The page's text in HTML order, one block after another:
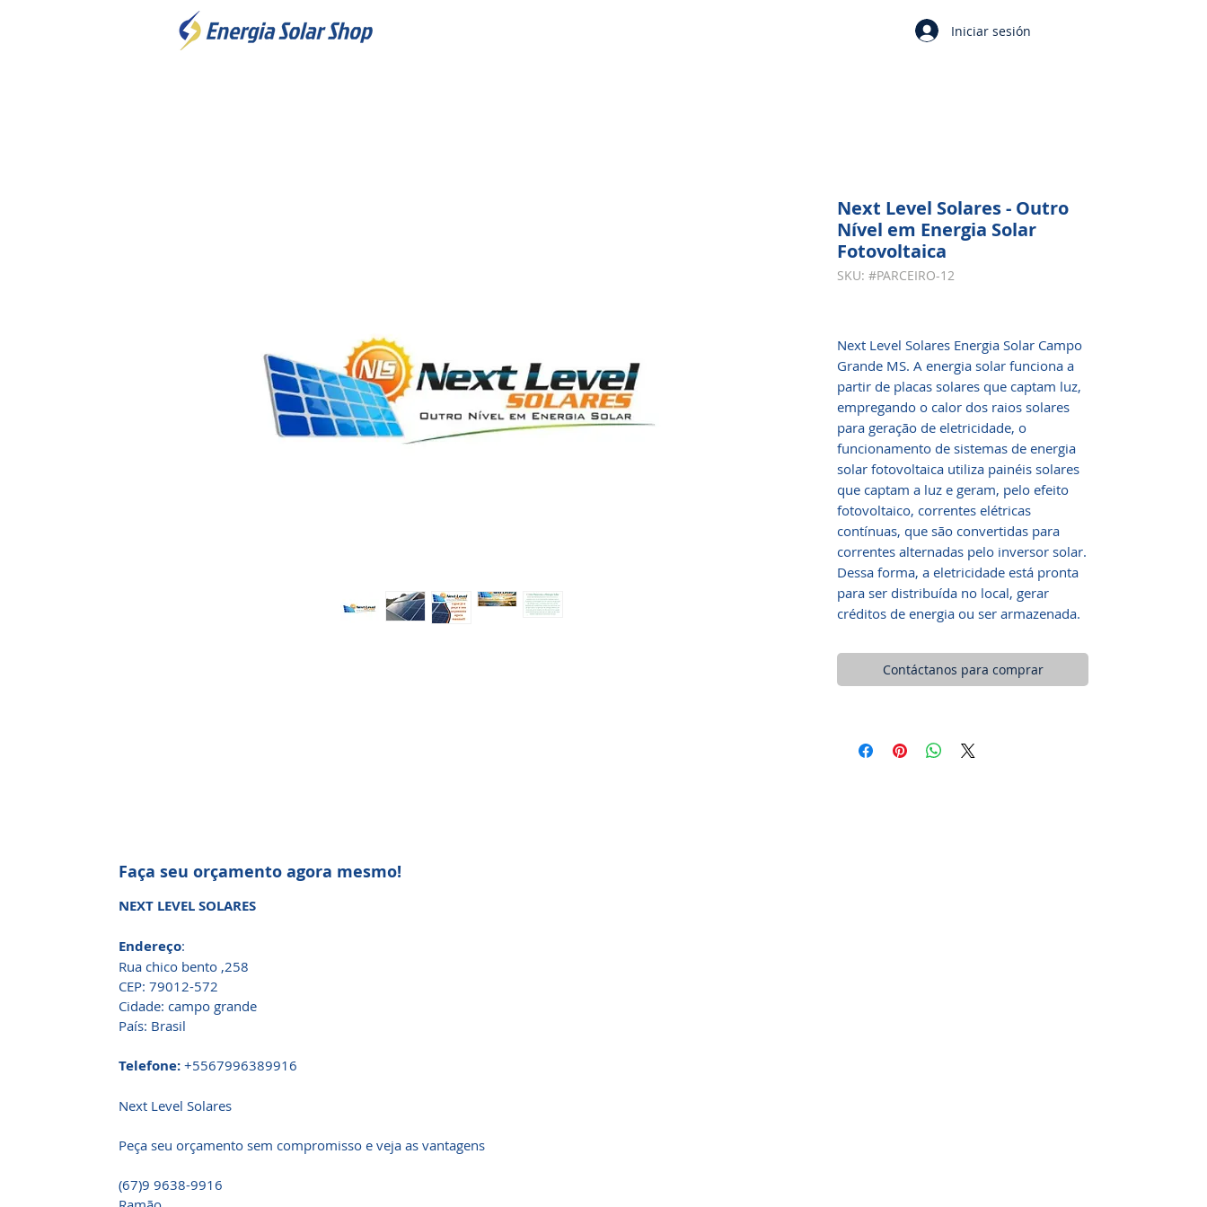
Iniciar sesión
Next Level Solares - Outro
Nível em Energia Solar
Fotovoltaica
SKU: #PARCEIRO-12
Next Level Solares Energia Solar Campo
Grande MS. A energia solar funciona a
partir de placas solares que captam luz,
empregando o calor dos raios solares
para geração de eletricidade, o
funcionamento de sistemas de energia
solar fotovoltaica utiliza painéis solares
que captam a luz e geram, pelo efeito
fotovoltaico, correntes elétricas
contínuas, que são convertidas para
correntes alternadas pelo inversor solar.
Dessa forma, a eletricidade está pronta
para ser distribuída no local, gerar
créditos de energia ou ser armazenada.
Contáctanos para comprar
Faça seu orçamento agora mesmo!
NEXT LEVEL SOLARES
Endereço:
Rua chico bento ,258
CEP: 79012-572
Cidade: campo grande
País: Brasil
Telefone: +5567996389916
Next Level Solares
Peça seu orçamento sem compromisso e veja as vantagens
(67)9 9638-9916